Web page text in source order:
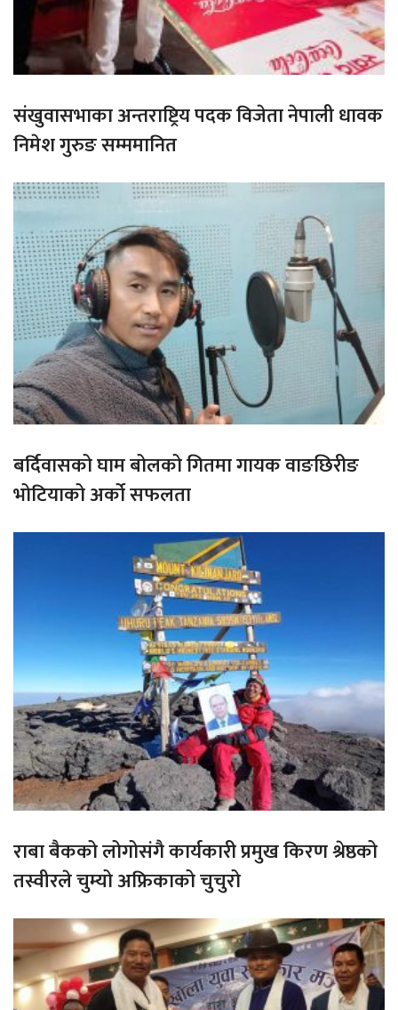
संखुवासभाका अन्तराष्ट्रिय पदक विजेता नेपाली धावक
निमेश गुरुङ सम्ममानित
बर्दिवासको घाम बोलको गितमा गायक वाङछिरीङ
भोटियाको अर्को सफलता
राबा बैकको लोगोसंगै कार्यकारी प्रमुख किरण श्रेष्ठको
तस्वीरले चुम्यो अफ्रिकाको चुचुरो